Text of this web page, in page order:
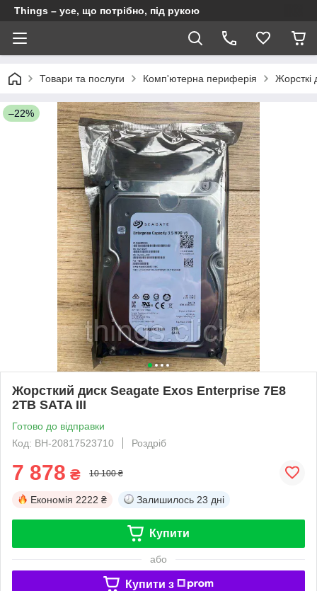
Things – усе, що потрібно, під рукою
Товари та послуги Комп'ютерна периферія Жорсткі
–22%
Жорсткий диск Seagate Exos Enterprise 7E8
2TB SATA III
Готово до відправки
Код: ВН-20817523710
Роздріб
7 878 ₴ 10 100 ₴
Економія 2222 ₴ Залишилось 23 дні
Купити
або
Купити з